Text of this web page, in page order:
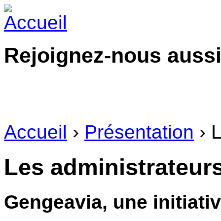
Rejoignez-nous
Accueil › Présentation ›
Les
Gengeavia, une